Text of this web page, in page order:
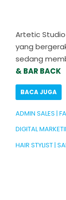
Artetic
yang
sedang
& BAR BACK
BACA JUGA
ADMIN SALES |
DIGITAL
HAIR STYLIST |